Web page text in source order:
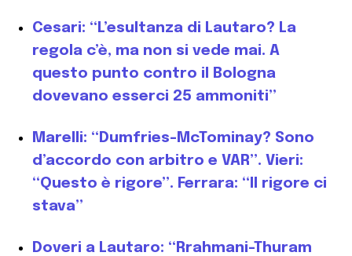
Cesari: “L’esultanza di Lautaro? La
regola c’è, ma non si vede mai. A
questo punto contro il Bologna
dovevano esserci 25 ammoniti”
Marelli: “Dumfries-McTominay? Sono
d’accordo con arbitro e VAR”. Vieri:
“Questo è rigore”. Ferrara: “Il rigore ci
stava”
Doveri a Lautaro: “Rrahmani-Thuram